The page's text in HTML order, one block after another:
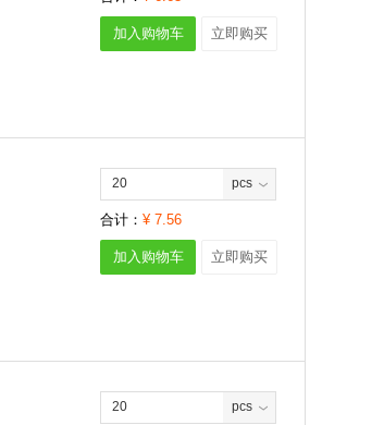
加入购物车 立即购买
pcs
合计： ¥ 7.56
加入购物车 立即购买
pcs